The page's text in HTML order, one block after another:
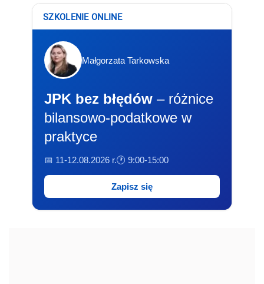
SZKOLENIE ONLINE
Małgorzata Tarkowska
JPK bez błędów – różnice
bilansowo-podatkowe w
praktyce
📅 11-12.08.2026 r.🕐 9:00-15:00
Zapisz się